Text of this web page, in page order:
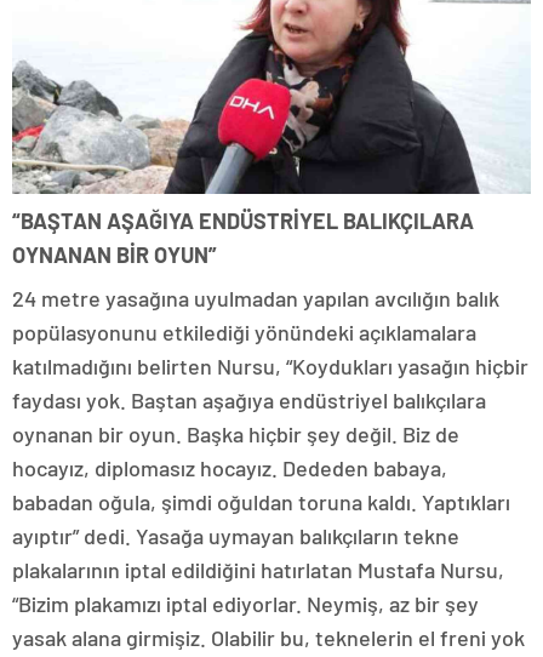
“BAŞTAN AŞAĞIYA ENDÜSTRİYEL BALIKÇILARA
OYNANAN BİR OYUN”
24 metre yasağına uyulmadan yapılan avcılığın balık
popülasyonunu etkilediği yönündeki açıklamalara
katılmadığını belirten Nursu, “Koydukları yasağın hiçbir
faydası yok. Baştan aşağıya endüstriyel balıkçılara
oynanan bir oyun. Başka hiçbir şey değil. Biz de
hocayız, diplomasız hocayız. Dededen babaya,
babadan oğula, şimdi oğuldan toruna kaldı. Yaptıkları
ayıptır” dedi. Yasağa uymayan balıkçıların tekne
plakalarının iptal edildiğini hatırlatan Mustafa Nursu,
“Bizim plakamızı iptal ediyorlar. Neymiş, az bir şey
yasak alana girmişiz. Olabilir bu, teknelerin el freni yok